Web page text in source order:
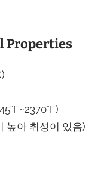
Properties
높아 취성이 있음)